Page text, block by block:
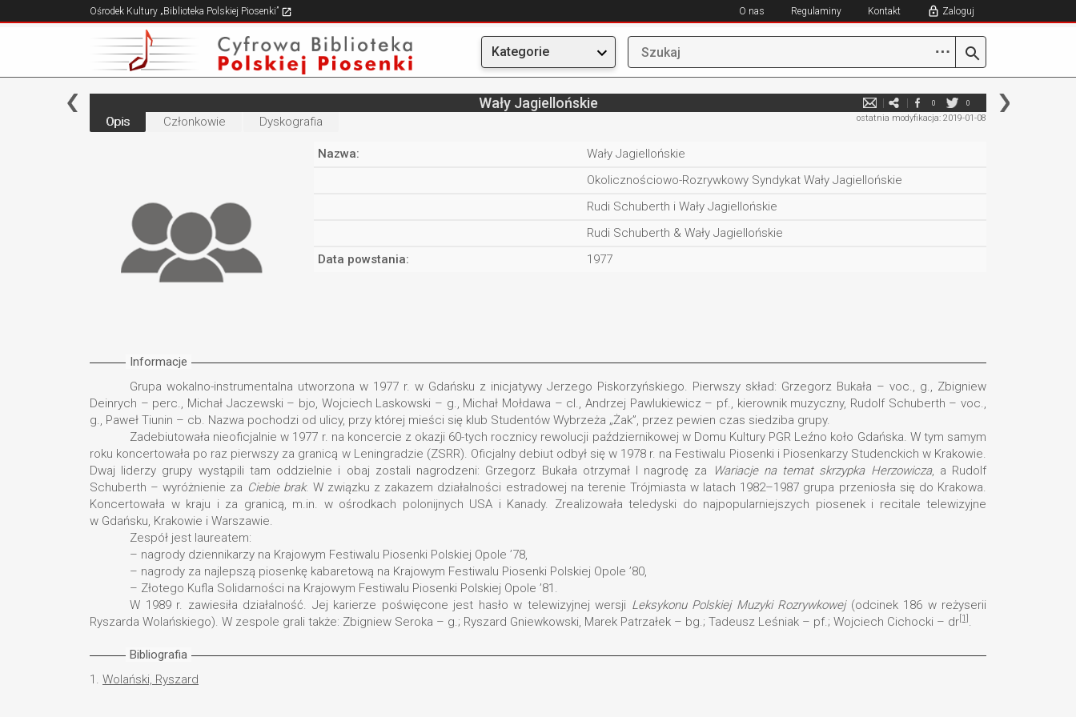
Ośrodek Kultury „Biblioteka Polskiej Piosenki” O nas Regulaminy Kontakt Zaloguj
Kategorie ⋯
Wały Jagiellońskie 0 0
ostatnia modyfikacja: 2019-01-08
Opis Członkowie Dyskografia
Nazwa:
Wały Jagiellońskie
Okolicznościowo-Rozrywkowy Syndykat Wały Jagiellońskie
Rudi Schuberth i Wały Jagiellońskie
Rudi Schuberth & Wały Jagiellońskie
Data powstania:
1977
Informacje
Grupa wokalno-instrumentalna utworzona w 1977 r. w Gdańsku z inicjatywy Jerzego Piskorzyńskiego. Pierwszy skład: Grzegorz Bukała – voc., g., Zbigniew
Deinrych – perc., Michał Jaczewski – bjo, Wojciech Laskowski – g., Michał Mołdawa – cl., Andrzej Pawlukiewicz – pf., kierownik muzyczny, Rudolf Schuberth – voc.,
g., Paweł Tiunin – cb. Nazwa pochodzi od ulicy, przy której mieści się klub Studentów Wybrzeża „Żak”, przez pewien czas siedziba grupy.
Zadebiutowała nieoficjalnie w 1977 r. na koncercie z okazji 60-tych rocznicy rewolucji październikowej w Domu Kultury PGR Leźno koło Gdańska. W tym samym
roku koncertowała po raz pierwszy za granicą w Leningradzie (ZSRR). Oficjalny debiut odbył się w 1978 r. na Festiwalu Piosenki i Piosenkarzy Studenckich w Krakowie.
Dwaj liderzy grupy wystąpili tam oddzielnie i obaj zostali nagrodzeni: Grzegorz Bukała otrzymał I nagrodę za
Wariacje na temat skrzypka Herzowicza, a Rudolf
Schuberth – wyróżnienie za Ciebie brak. W związku z zakazem działalności estradowej na terenie Trójmiasta w latach 1982–1987 grupa przeniosła się do Krakowa.
Koncertowała w kraju i za granicą, m.in. w ośrodkach polonijnych USA i Kanady. Zrealizowała teledyski do najpopularniejszych piosenek i recitale telewizyjne
w Gdańsku, Krakowie i Warszawie.
Zespół jest laureatem:
– nagrody dziennikarzy na Krajowym Festiwalu Piosenki Polskiej Opole ’78,
– nagrody za najlepszą piosenkę kabaretową na Krajowym Festiwalu Piosenki Polskiej Opole ’80,
– Złotego Kufla Solidarności na Krajowym Festiwalu Piosenki Polskiej Opole ’81.
W 1989 r. zawiesiła działalność. Jej karierze poświęcone jest hasło w telewizyjnej wersji Leksykonu Polskiej Muzyki Rozrywkowej(odcinek 186 w reżyserii
Ryszarda Wolańskiego). W zespole grali także: Zbigniew Seroka – g.; Ryszard Gniewkowski, Marek Patrzałek – bg.; Tadeusz Leśniak – pf.; Wojciech Cichocki – dr [1] .
Bibliografia
1. Wolański, Ryszard